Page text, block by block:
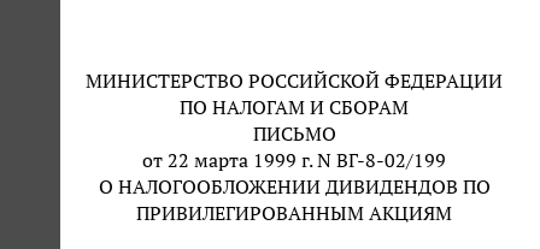
МИНИСТЕРСТВО РОССИЙСКОЙ ФЕДЕРАЦИИ
ПО НАЛОГАМ И СБОРАМ
ПИСЬМО
от 22 марта 1999 г. N ВГ-8-02/199
О НАЛОГООБЛОЖЕНИИ ДИВИДЕНДОВ ПО
ПРИВИЛЕГИРОВАННЫМ АКЦИЯМ